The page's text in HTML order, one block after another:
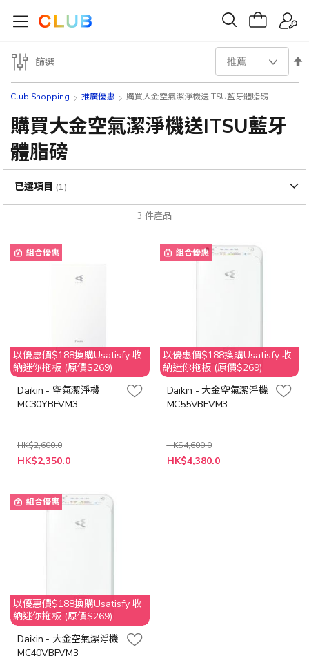
Club Shopping 推廣優惠 購買大金空氣潔淨機送ITSU藍牙體脂磅
購買大金空氣潔淨機送ITSU藍牙
體脂磅
3 件產品
設
向
組合優惠
以優惠價$188換購Usatisfy 收
納迷你拖板 (原價$269)
Daikin - 空氣潔淨機
MC30YBFVM3
HK$2,600.0
特
殊
HK$2,350.0
組合優惠
以優惠價$188換購Usatisfy 收
納迷你拖板 (原價$269)
Daikin - 大金空氣潔淨機
MC55VBFVM3
HK$4,600.0
特
殊
HK$4,380.0
組合優惠
以優惠價$188換購Usatisfy 收
納迷你拖板 (原價$269)
Daikin - 大金空氣潔淨機
MC40VBFVM3
篩選
已選項目